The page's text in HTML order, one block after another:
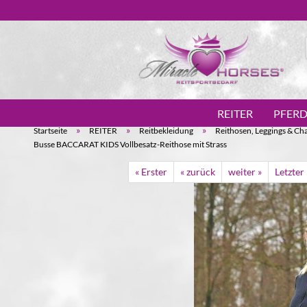
REITER PFERD
Startseite » REITER » Reitbekleidung »
Reithosen, Leggings &
Busse BACCARAT KIDS Vollbesatz-Reithose mit Strass
« Erster « zurück weiter » Letzter